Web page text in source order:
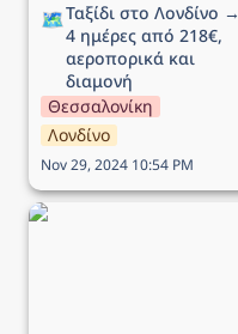
🗺️Ταξίδι στο Λονδίνο →
4 ημέρες από 218€,
αεροπορικά και
διαμονή
Θεσσαλονίκη
Λονδίνο
Nov 29, 2024 10:54 PM
Ταξίδι στο Λονδίνο → 5